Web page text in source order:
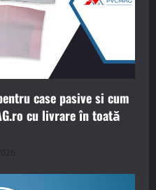
case pasive si cum
cu livrare în toată